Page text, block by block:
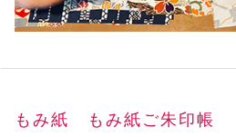
もみ紙 もみ紙ご朱印帳